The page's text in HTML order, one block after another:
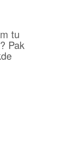
tu
Pak